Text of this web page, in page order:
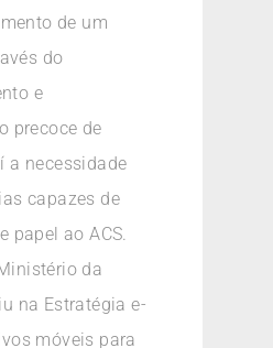
de um
do
e
precoce de
a necessidade
capazes de
papel ao ACS.
da
na Estratégia e-
móveis para